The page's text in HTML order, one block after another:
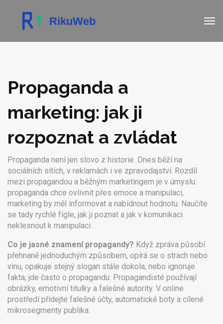
Propaganda a
marketing: jak ji
rozpoznat a zvládat
Propaganda není jen slovo z historie. Dnes běží na
sociálních sítích, v reklamách i ve zpravodajství. Rozdíl
mezi propagandou a běžným marketingem je v úmyslu:
propaganda chce ovlivnit přes emoce a manipulaci,
marketing by měl informovat a nabídnout hodnotu. Naučíte
se tady rychlé fígle, jak ji poznat a jak v komunikaci
neklesnout k manipulaci.
Co je jasné znamení propagandy? Když zpráva působí
přehnaně jednoduchým způsobem, opírá se o strach nebo
vinu, opakuje stejný slogan stále dokola, nebo ignoruje
fakta, jde často o propagandu. Propagandisté používají
obrázky, emotivní titulky a falešné autority. V online
prostředí přidejte falešné účty, automatické boty a cílené
mikrosegmenty publika.